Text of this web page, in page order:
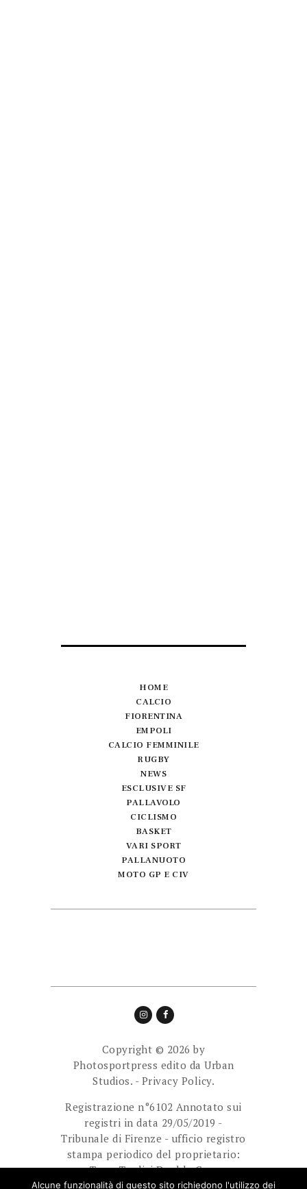
HOME
CALCIO
FIORENTINA
EMPOLI
CALCIO FEMMINILE
RUGBY
NEWS
ESCLUSIVE SF
PALLAVOLO
CICLISMO
BASKET
VARI SPORT
PALLANUOTO
MOTO GP E CIV
Copyright © 2026 by
Photosportpress edito da Urban
Studios. - Privacy Policy.
Registrazione n°6102 Annotato sui
registri in data 29/05/2019 -
Tribunale di Firenze - ufficio registro
stampa periodico del proprietario:
Team Tredici Double Cam
Ass.Sport.Dilett. Direttore
Alcune funzionalità di questo sito richiedono l'utilizzo dei